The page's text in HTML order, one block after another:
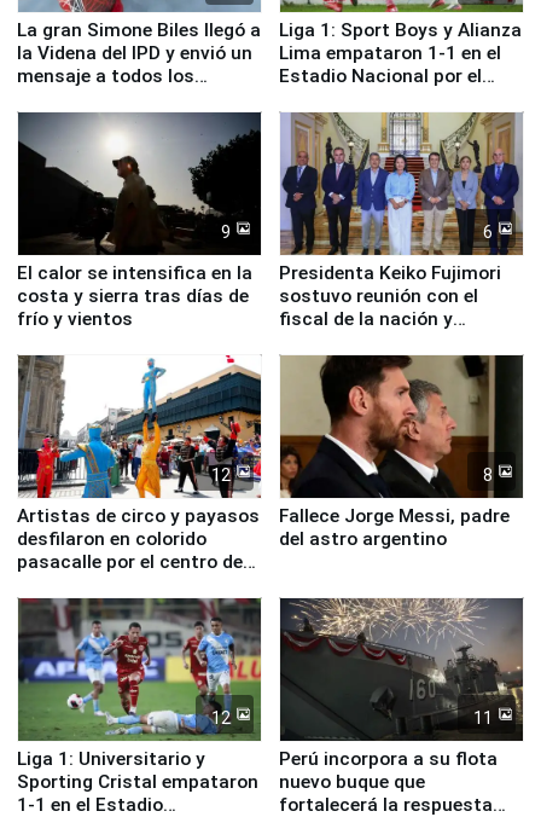
La gran Simone Biles llegó a
la Videna del IPD y envió un
mensaje a todos los
Liga 1: Sport Boys y Alianza
Lima empataron 1-1 en el
Estadio Nacional por el
9
El calor se intensifica en la
costa y sierra tras días de
frío y vientos
6
Presidenta Keiko Fujimori
sostuvo reunión con el
fiscal de la nación y
12
Artistas de circo y payasos
desfilaron en colorido
pasacalle por el centro de
8
Fallece Jorge Messi, padre
del astro argentino
12
Liga 1: Universitario y
Sporting Cristal empataron
1-1 en el Estadio
11
Perú incorpora a su flota
nuevo buque que
fortalecerá la respuesta